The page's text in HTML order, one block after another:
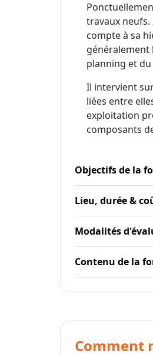
travaux
compte à sa
généralement
planning et
Il intervient
liées entre
exploitation
composants
Objectifs de la
Lieu, durée &
Modalités
Contenu de la
Comment